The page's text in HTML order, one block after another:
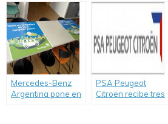
temporada de
verano
Mercedes-Benz
Argentina pone en
PSA Peugeot
Citroën recibe tres